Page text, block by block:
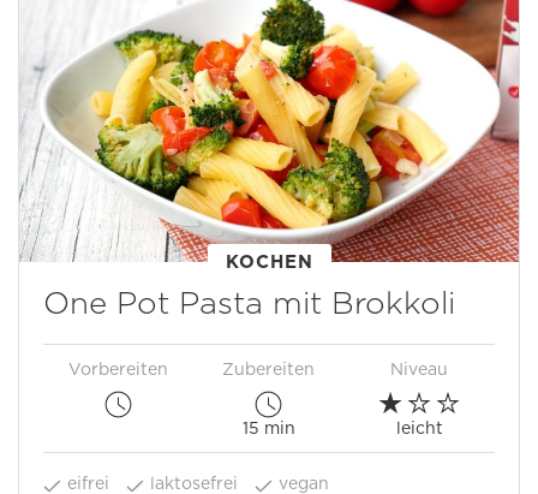
KOCHEN
One Pot Pasta mit Brokkoli
Vorbereiten Zubereiten
15 min
Niveau
leicht
eifrei laktosefrei vegan